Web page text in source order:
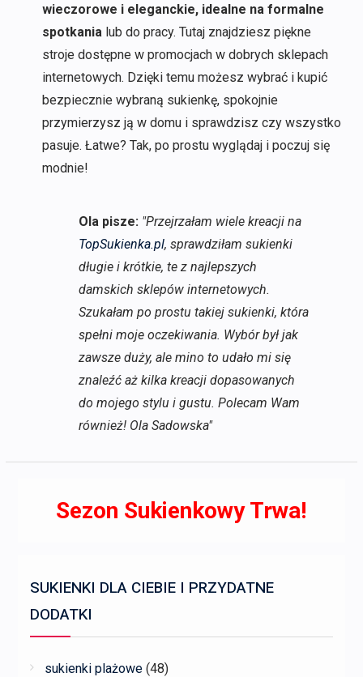
wieczorowe i eleganckie, idealne na formalne
spotkania lub do pracy. Tutaj znajdziesz piękne
stroje dostępne w promocjach w dobrych sklepach
internetowych. Dzięki temu możesz wybrać i kupić
bezpiecznie wybraną sukienkę, spokojnie
przymierzysz ją w domu i sprawdzisz czy wszystko
pasuje. Łatwe? Tak, po prostu wyglądaj i poczuj się
modnie!
Ola pisze: "Przejrzałam wiele kreacji na
TopSukienka.pl, sprawdziłam sukienki
długie i krótkie, te z najlepszych
damskich sklepów internetowych.
Szukałam po prostu takiej sukienki, która
spełni moje oczekiwania. Wybór był jak
zawsze duży, ale mino to udało mi się
znaleźć aż kilka kreacji dopasowanych
do mojego stylu i gustu. Polecam Wam
również! Ola Sadowska"
Sezon Sukienkowy Trwa!
SUKIENKI DLA CIEBIE I PRZYDATNE
DODATKI
sukienki plażowe (48)